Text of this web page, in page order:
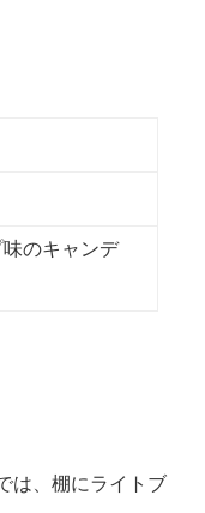
のキャンデ
は、棚にライトブ